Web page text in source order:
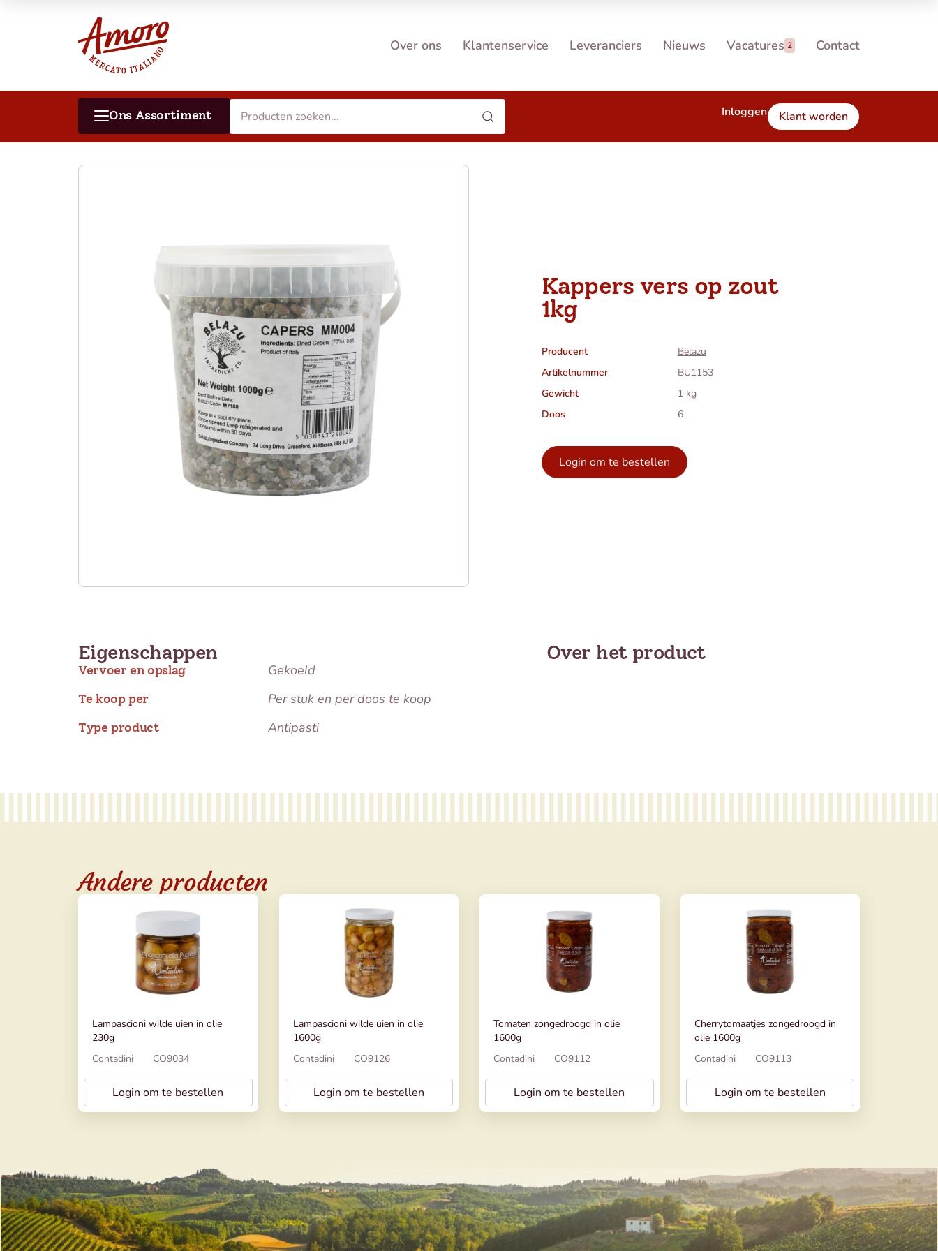
Over ons Klantenservice Leveranciers Nieuws Vacatures 2 Contact
Ons Assortiment Inloggen Klant worden
Kappers vers op zout
1kg
Producent
Belazu
Artikelnummer
BU1153
Gewicht
1 kg
Doos
6
Login om te bestellen
Eigenschappen
Vervoer en opslag Gekoeld
Te koop per Per stuk en per doos te koop
Type product Antipasti
Over het product
Andere producten
Lampascioni wilde uien in olie
230g
Contadini
CO9034
Login om te bestellen
Lampascioni wilde uien in olie
1600g
Contadini
CO9126
Login om te bestellen
Tomaten zongedroogd in olie
1600g
Contadini
CO9112
Login om te bestellen
Cherrytomaatjes zongedroogd in
olie 1600g
Contadini
CO9113
Login om te bestellen